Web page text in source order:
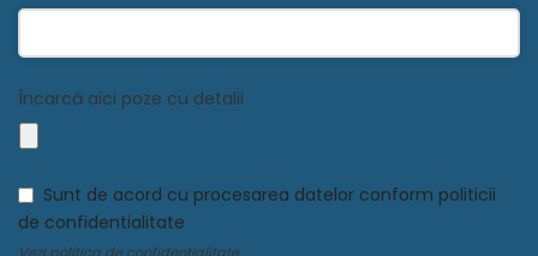
Încarcă aici poze cu detalii
Email *
Sunt de acord cu procesarea datelor conform politicii
de confidentialitate